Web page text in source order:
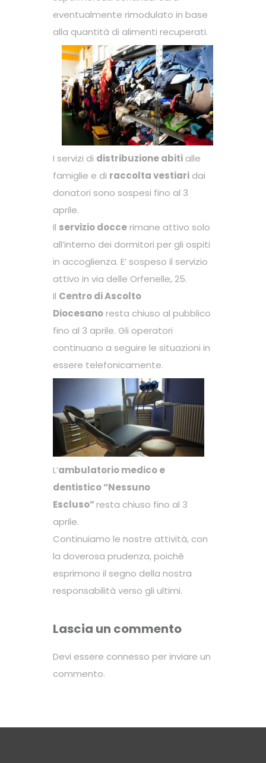
eventualmente rimodulato in base
alla quantità di alimenti recuperati.
I servizi di distribuzione abiti alle
famiglie e di raccolta vestiari dai
donatori sono sospesi fino al 3
aprile.
Il servizio doccerimane attivo solo
all’interno dei dormitori per gli ospiti
in accoglienza. E’ sospeso il servizio
attivo in via delle Orfenelle, 25.
Il Centro di Ascolto
Diocesanoresta chiuso al pubblico
fino al 3 aprile. Gli operatori
continuano a seguire le situazioni in
essere telefonicamente.
L’ambulatorio medico e
dentistico “Nessuno
Escluso”resta chiuso fino al 3
aprile.
Continuiamo le nostre attività, con
la doverosa prudenza, poiché
esprimono il segno della nostra
responsabilità verso gli ultimi.
Lascia un commento
Devi essere connesso per inviare un
commento.